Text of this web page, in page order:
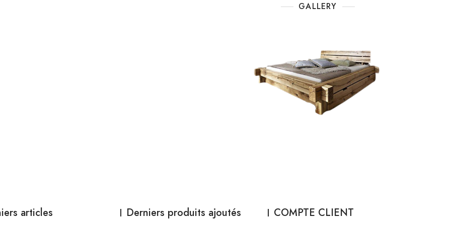
GALLERY
articles Derniers produits ajoutés COMPTE CLIENT